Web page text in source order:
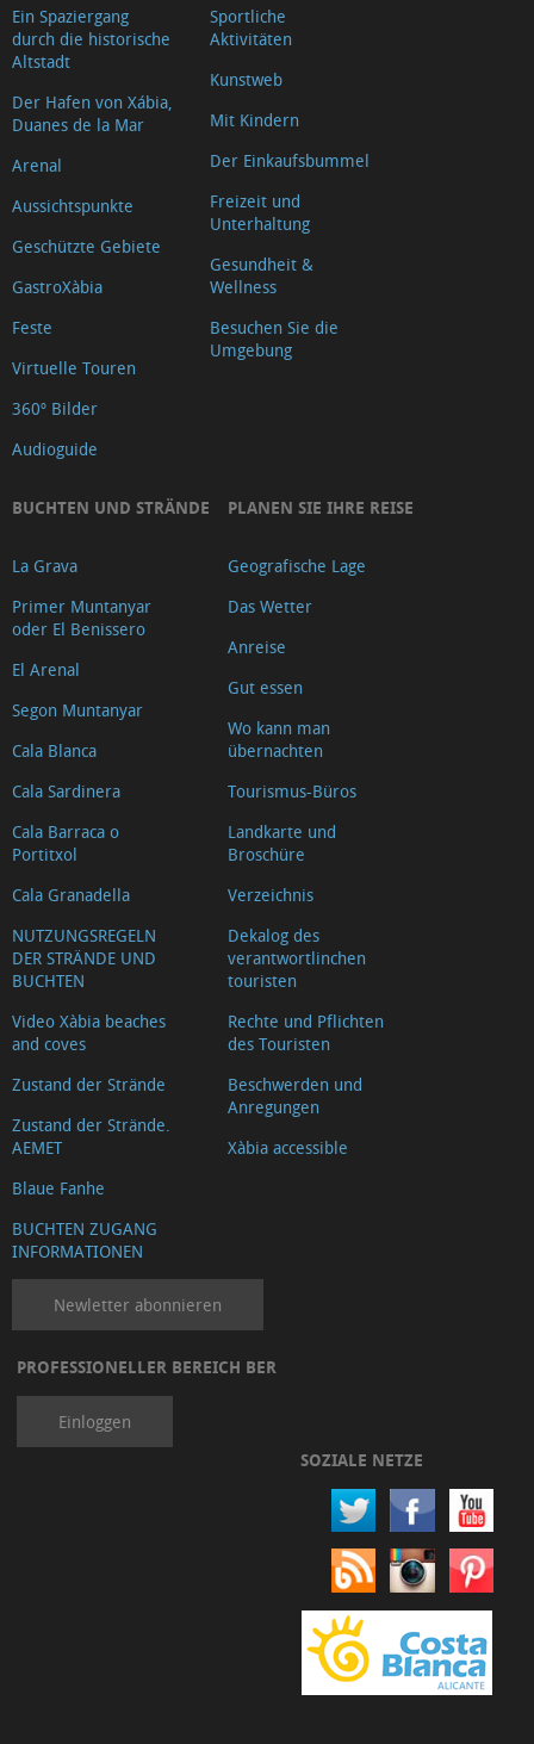
Ein Spaziergang
durch die historische
Altstadt
Der Hafen von Xábia,
Duanes de la Mar
Arenal
Aussichtspunkte
Geschützte Gebiete
GastroXàbia
Feste
Virtuelle Touren
360º Bilder
Audioguide
Sportliche
Aktivitäten
Kunstweb
Mit Kindern
Der Einkaufsbummel
Freizeit und
Unterhaltung
Gesundheit &
Wellness
Besuchen Sie die
Umgebung
BUCHTEN UND STRÄNDE
La Grava
Primer Muntanyar
oder El Benissero
El Arenal
Segon Muntanyar
Cala Blanca
Cala Sardinera
Cala Barraca o
Portitxol
Cala Granadella
NUTZUNGSREGELN
DER STRÄNDE UND
BUCHTEN
Video Xàbia beaches
and coves
Zustand der Strände
Zustand der Strände.
AEMET
Blaue Fanhe
BUCHTEN ZUGANG
INFORMATIONEN
PLANEN SIE IHRE REISE
Geografische Lage
Das Wetter
Anreise
Gut essen
Wo kann man
übernachten
Tourismus-Büros
Landkarte und
Broschüre
Verzeichnis
Dekalog des
verantwortlinchen
touristen
Rechte und Pflichten
des Touristen
Beschwerden und
Anregungen
Xàbia accessible
Newletter abonnieren
PROFESSIONELLER BEREICH BER
Einloggen
SOZIALE NETZE